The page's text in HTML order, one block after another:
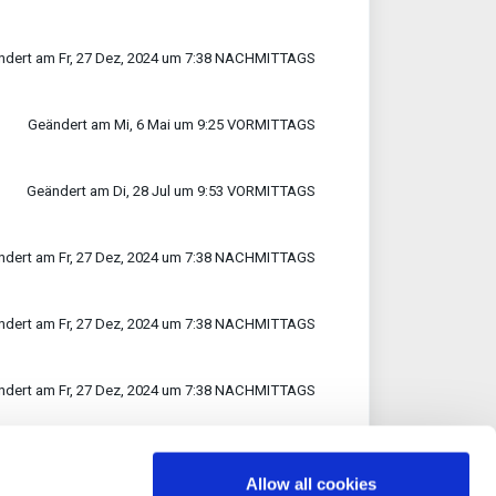
Allow all cookies
am Fr, 27 Dez, 2024 um 7:38 NACHMITTAGS
Geändert am Mi, 6 Mai um 9:25 VORMITTAGS
Geändert am Di, 28 Jul um 9:53 VORMITTAGS
am Fr, 27 Dez, 2024 um 7:38 NACHMITTAGS
am Fr, 27 Dez, 2024 um 7:38 NACHMITTAGS
am Fr, 27 Dez, 2024 um 7:38 NACHMITTAGS
am Fr, 27 Dez, 2024 um 7:38 NACHMITTAGS